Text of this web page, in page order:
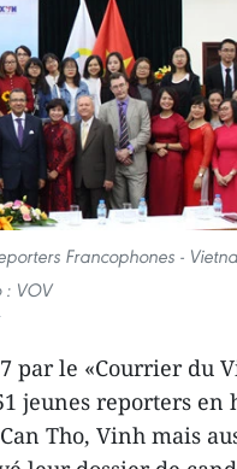
Francophones -
: VOV
par le «Courrier du
jeunes reporters en
Tho, Vinh mais